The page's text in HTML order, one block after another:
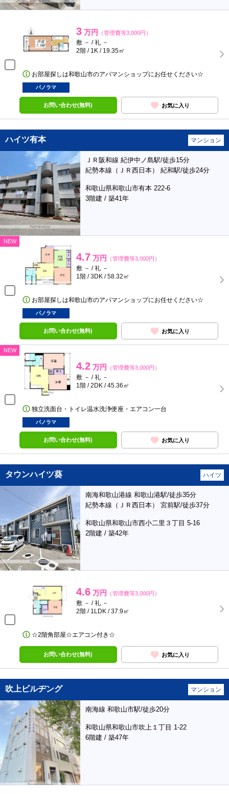
3 万円 （管理費等3,000円）
敷 － / 礼 －
2階 / 1K / 19.35㎡
お部屋探しは和歌山市のアパマンショップにお任せください☆
パノラマ
お問い合わせ(無料) お気に入り
ハイツ有本 マンション
ＪＲ阪和線 紀伊中ノ島駅/徒歩15分
紀勢本線（ＪＲ西日本） 紀和駅/徒歩24分
和歌山県和歌山市有本 222-6
3階建 / 築41年
NEW
4.7 万円 （管理費等3,000円）
敷 － / 礼 －
1階 / 3DK / 58.32㎡
お部屋探しは和歌山市のアパマンショップにお任せください☆
パノラマ
お問い合わせ(無料) お気に入り
NEW
4.2 万円 （管理費等3,000円）
敷 － / 礼 －
1階 / 2DK / 45.36㎡
独立洗面台・トイレ温水洗浄便座・エアコン一台
パノラマ
お問い合わせ(無料) お気に入り
タウンハイツ葵 ハイツ
南海和歌山港線 和歌山港駅/徒歩35分
紀勢本線（ＪＲ西日本） 宮前駅/徒歩37分
和歌山県和歌山市西小二里３丁目 5-16
2階建 / 築42年
4.6 万円 （管理費等3,000円）
敷 － / 礼 －
2階 / 1LDK / 37.9㎡
☆2階角部屋☆エアコン付き☆
お問い合わせ(無料) お気に入り
吹上ビルヂング マンション
南海線 和歌山市駅/徒歩20分
和歌山県和歌山市吹上１丁目 1-22
6階建 / 築47年